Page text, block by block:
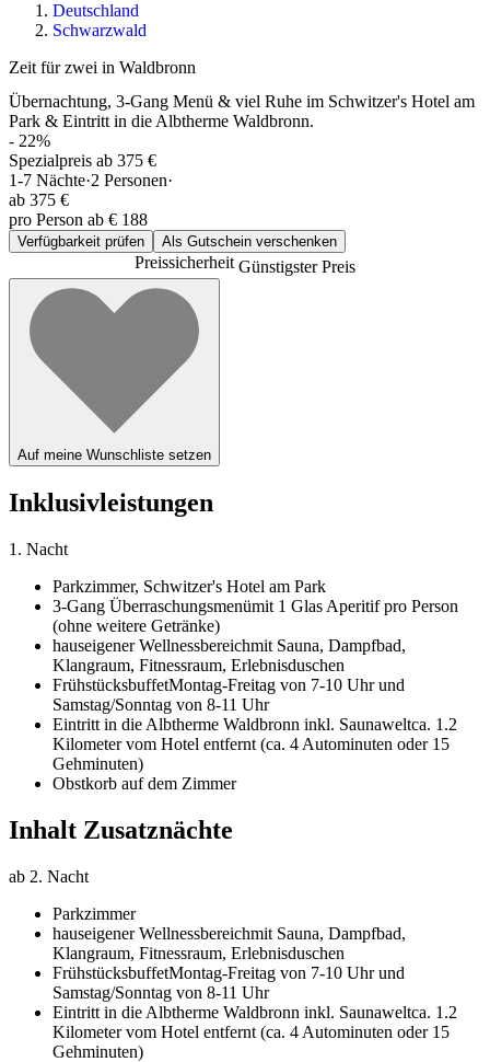
Deutschland
Schwarzwald
Zeit für zwei in Waldbronn
Übernachtung, 3-Gang Menü & viel Ruhe im Schwitzer's Hotel am
Park & Eintritt in die Albtherme Waldbronn.
- 22%
Spezialpreis ab 375 €
1-7 Nächte·2 Personen·
ab 375 €
pro Person ab € 188
Verfügbarkeit prüfen Als Gutschein verschenken
PreissicherheitGünstigster Preis
Auf meine Wunschliste setzen
Inklusivleistungen
1. Nacht
Parkzimmer, Schwitzer's Hotel am Park
3-Gang Überraschungsmenümit 1 Glas Aperitif pro Person
(ohne weitere Getränke)
hauseigener Wellnessbereichmit Sauna, Dampfbad,
Klangraum, Fitnessraum, Erlebnisduschen
FrühstücksbuffetMontag-Freitag von 7-10 Uhr und
Samstag/Sonntag von 8-11 Uhr
Eintritt in die Albtherme Waldbronn inkl. Saunaweltca. 1.2
Kilometer vom Hotel entfernt (ca. 4 Autominuten oder 15
Gehminuten)
Obstkorb auf dem Zimmer
Inhalt Zusatznächte
ab 2. Nacht
Parkzimmer
hauseigener Wellnessbereichmit Sauna, Dampfbad,
Klangraum, Fitnessraum, Erlebnisduschen
FrühstücksbuffetMontag-Freitag von 7-10 Uhr und
Samstag/Sonntag von 8-11 Uhr
Eintritt in die Albtherme Waldbronn inkl. Saunaweltca. 1.2
Kilometer vom Hotel entfernt (ca. 4 Autominuten oder 15
Gehminuten)